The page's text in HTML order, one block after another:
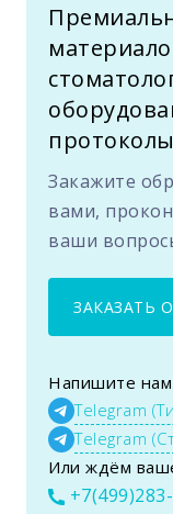
Закажите
вами,
ваши
ЗАКАЗАТЬ
Напишите
Telegram
Telegram
Или ждём